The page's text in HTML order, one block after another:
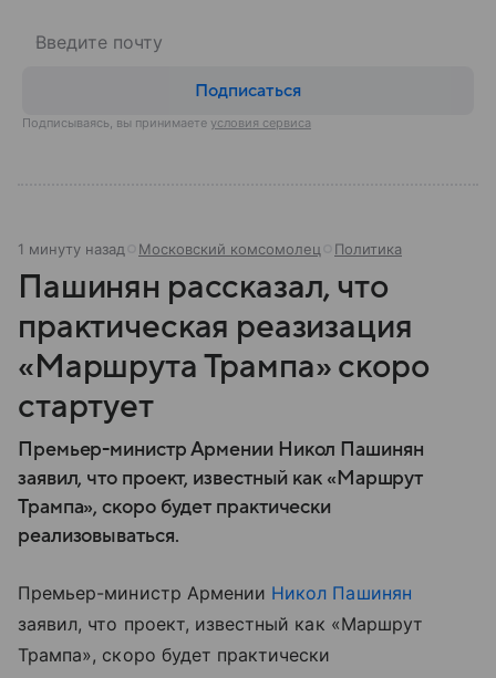
Подписаться
Подписываясь, вы принимаете условия сервиса
1 минуту назад Московский комсомолец Политика
Пашинян рассказал, что
практическая реазизация
«Маршрута Трампа» скоро
стартует
Премьер-министр Армении Никол Пашинян
заявил, что проект, известный как «Маршрут
Трампа», скоро будет практически
реализовываться.
Премьер-министр Армении Никол Пашинян
заявил, что проект, известный как «Маршрут
Трампа», скоро будет практически